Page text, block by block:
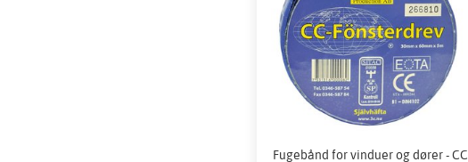
Fugebånd for vinduer og dører - CC